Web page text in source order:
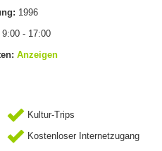
1996
9:00 - 17:00
Anzeigen
Kultur-Trips
Kostenloser Internetzugang